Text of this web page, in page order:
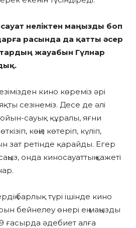
неліктен маңызды боп
расында да қатты әсер
жауабын Гүлнар
кино көреміз әрі
сезінеміз. Десе де әлі
сауық құралы, яғни
көңіл көтеріп, күліп,
зат ретінде қарайды. Егер
онда киносауаттың қажеті
барлық түрі ішінде кино
бейнелеу өнері ең маңызды
ғасырда әдебиет алға